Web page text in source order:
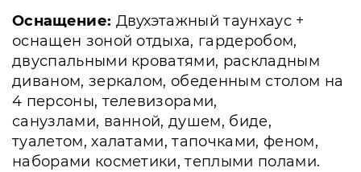
Оснащение: Двухэтажный таунхаус +
оснащен зоной отдыха, гардеробом,
двуспальными кроватями, раскладным
диваном, зеркалом, обеденным столом на
4 персоны, телевизорами,
санузлами, ванной, душем, биде,
туалетом, халатами, тапочками, феном,
наборами косметики, теплыми полами.